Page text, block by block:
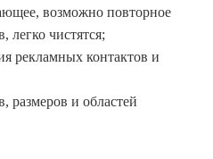
возможно повторное
легко чистятся;
рекламных контактов и
размеров и областей